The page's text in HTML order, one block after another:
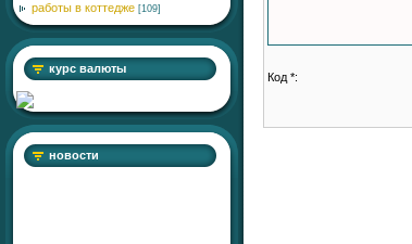
работы в коттедже [109]
курс валюты
новости
Код *: